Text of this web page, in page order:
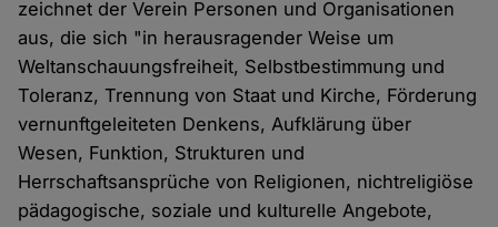
zeichnet der Verein Personen und Organisationen
aus, die sich "in herausragender Weise um
Weltanschauungsfreiheit, Selbstbestimmung und
Toleranz, Trennung von Staat und Kirche, Förderung
vernunftgeleiteten Denkens, Aufklärung über
Wesen, Funktion, Strukturen und
Herrschaftsansprüche von Religionen, nichtreligiöse
pädagogische, soziale und kulturelle Angebote,